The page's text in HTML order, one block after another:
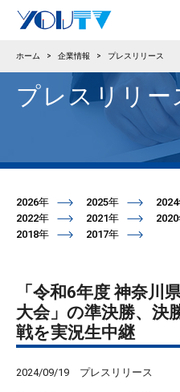
ホーム > 企業情報 > プレスリリース
プレスリリー
2026年 2025年
2022年
2021年
2018年
2017年
「令和6年度 神奈川
大会」の準決勝、決
戦を実況生中継
2024/09/19 プレスリリース